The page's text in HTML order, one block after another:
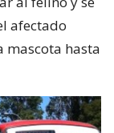
afectado
mascota hasta